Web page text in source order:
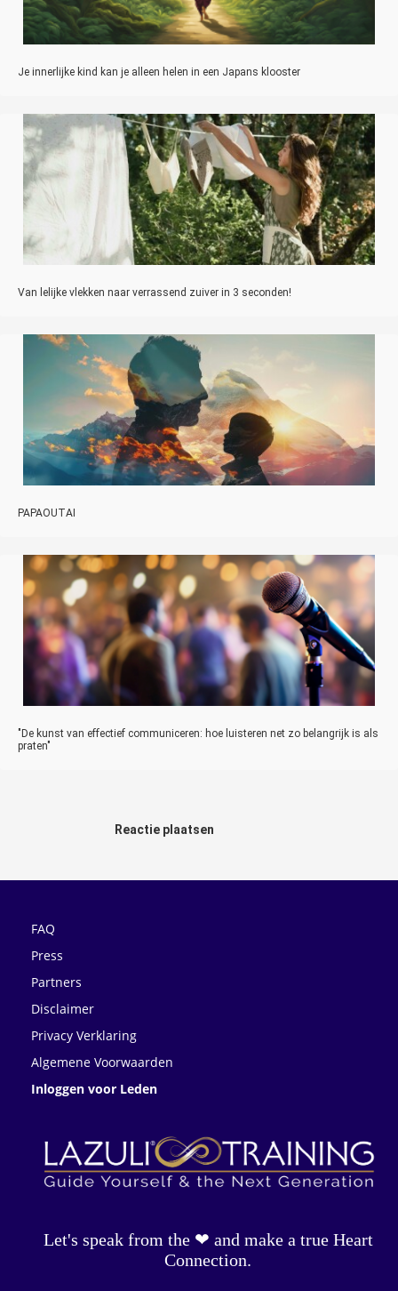
Je innerlijke kind kan je alleen helen in een Japans klooster
Van lelijke vlekken naar verrassend zuiver in 3 seconden!
PAPAOUTAI
"De kunst van effectief communiceren: hoe luisteren net zo belangrijk is als
praten"
Reactie plaatsen
FAQ
Press
Partners
Disclaimer
Privacy Verklaring
Algemene Voorwaarden
Inloggen voor Leden
Let's speak from the ❤︎ and make a true Heart
Connection.